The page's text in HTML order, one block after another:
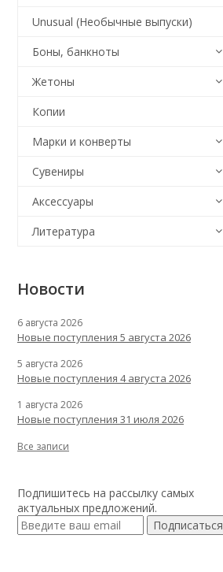
Unusual (Необычные выпуски)
Боны, банкноты
Жетоны
Копии
Марки и конверты
Сувениры
Аксессуары
Литература
Новости
6 августа 2026
Новые поступления 5 августа 2026
5 августа 2026
Новые поступления 4 августа 2026
1 августа 2026
Новые поступления 31 июля 2026
Все записи
Подпишитесь на рассылку самых
актуальных предложений.
Подписаться